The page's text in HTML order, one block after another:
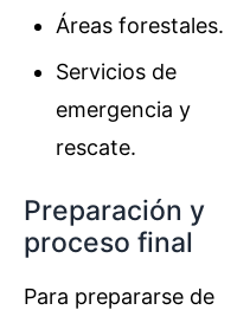
Áreas forestales.
Servicios de
emergencia y
rescate.
Preparación y
proceso final
Para prepararse de